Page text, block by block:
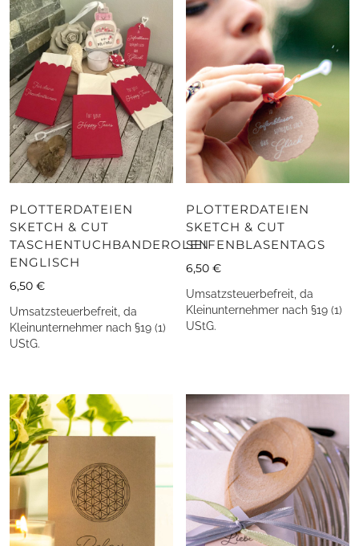
PLOTTERDATEIEN
SKETCH & CUT
TASCHENTUCHBANDEROLEN
ENGLISCH
6,50 €
Umsatzsteuerbefreit, da
Kleinunternehmer nach §19 (1)
UStG.
PLOTTERDATEIEN
SKETCH & CUT
SEIFENBLASENTAGS
6,50€
Umsatzsteuerbefreit, da
Kleinunternehmer nach §19 (1)
UStG.